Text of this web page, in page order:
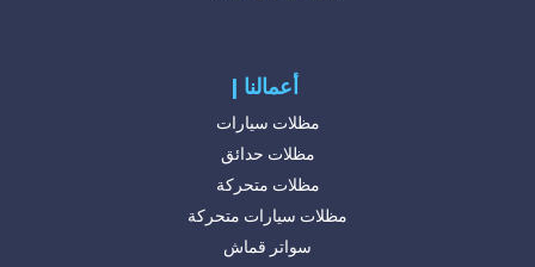
مظلات سيارات
مظلات حدائق
مظلات متحركة
مظلات سيارات متحركة
سواتر قماش